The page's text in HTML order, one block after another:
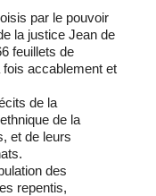
par le pouvoir
la justice Jean de
feuillets de
accablement et
de la
de la
et de leurs
des
repentis,